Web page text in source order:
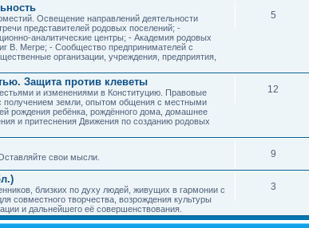
Освещение направлений деятельности
представителей родовых поселений; -
аналитические центры; - Академия родовых
В. Мегре; - Сообщество предпринимателей с
организации, учреждения, предприятия,
5
Защита против клеветы
и изменениями в Конституцию. Правовые
получением земли, опытом общения с местными
рождения ребёнка, рождённого дома, домашнее
и притеснения Движения по созданию родовых
12
свои мысли. 9
близких по духу людей, живущих в гармонии с
совместного творчества, возрождения культуры
и дальнейшего её совершенствования.
3